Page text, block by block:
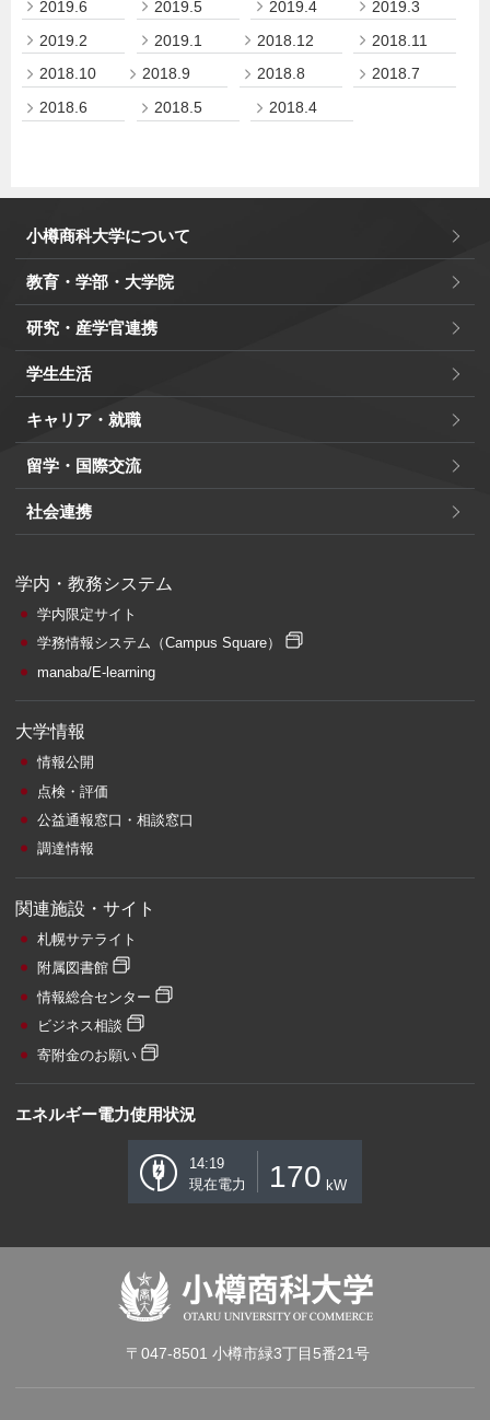
2019.6
2019.5 2019.4
2019.3
2019.2
2019.1 2018.12
2018.11
2018.10
2018.9 2018.8
2018.7
2018.6
2018.5 2018.4
小樽商科大学について
教育・学部・大学院
研究・産学官連携
学生生活
キャリア・就職
留学・国際交流
社会連携
学内・教務システム
学内限定サイト
学務情報システム （Campus Square）
manaba/E-learning
大学情報
情報公開
点検・評価
公益通報窓口・相談窓口
調達情報
関連施設・サイト
札幌サテライト
附属図書館
情報総合センター
ビジネス相談
寄附金のお願い
エネルギー電力使用状況
14:19
現在電力
170 kW
〒047-8501 小樽市緑3丁目5番21号